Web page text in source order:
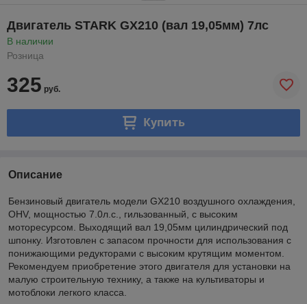
Двигатель STARK GX210 (вал 19,05мм) 7лс
В наличии
Розница
325 руб.
Купить
Описание
Бензиновый двигатель модели GX210 воздушного охлаждения,
OHV, мощностью 7.0л.с., гильзованный, c высоким
моторесурсом. Выходящий вал 19,05мм цилиндрический под
шпонку. Изготовлен c запасом прочности для использования с
понижающими редукторами с высоким крутящим моментом.
Рекомендуем приобретение этого двигателя для установки на
малую строительную технику, а также на культиваторы и
мотоблоки легкого класса.